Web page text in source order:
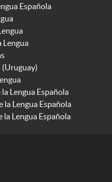
Española
Lengua
(Uruguay)
Lengua Española
la Lengua Española
la Lengua Española